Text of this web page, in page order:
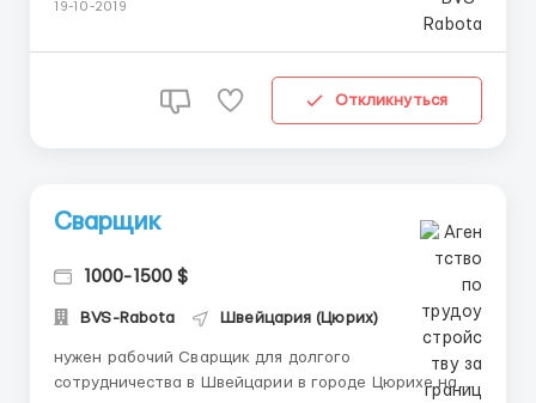
сотрудник с хорошим опытом, не требуется
19-10-2019
Откликнуться
Сварщик
1000-1500 $
BVS-Rabota Швейцария (Цюрих)
нужен рабочий Сварщик для долгого
сотрудничества в Швейцарии в городе Цюрихе на